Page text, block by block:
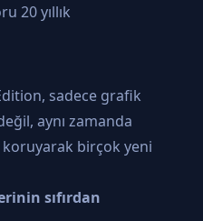
20 yıllık
sadece grafik
aynı zamanda
birçok yeni
sıfırdan